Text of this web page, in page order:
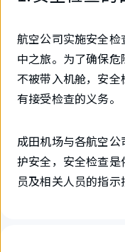
航空公司实施安全
中之旅。为了确保
不被带入机舱，安
有接受检查的义务。
成田机场与各航空
护安全，安全检查
员及相关人员的指示